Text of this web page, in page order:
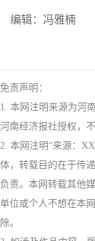
编辑：冯雅楠
免责声明：
1. 本网注明来源为河
河南经济报社授权，
2. 本网注明“来源：
体，转载目的在于传
负责。本网转载其他
单位或个人不想在本
除。